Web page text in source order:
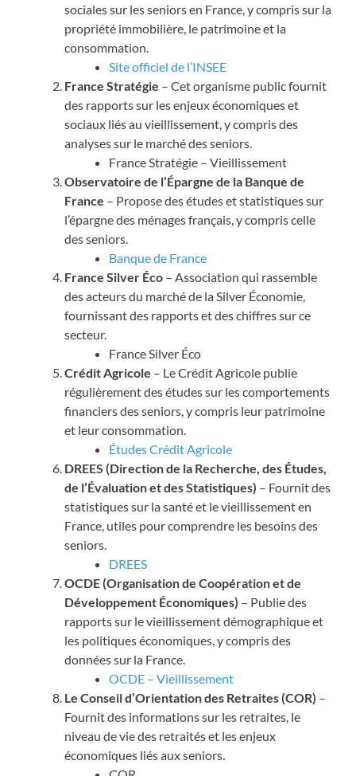
sociales sur les seniors en France, y compris sur la
propriété immobilière, le patrimoine et la
consommation.
Site officiel de l’INSEE
France Stratégie – Cet organisme public fournit
des rapports sur les enjeux économiques et
sociaux liés au vieillissement, y compris des
analyses sur le marché des seniors.
France Stratégie – Vieillissement
Observatoire de l’Épargne de la Banque de
France – Propose des études et statistiques sur
l’épargne des ménages français, y compris celle
des seniors.
Banque de France
France Silver Éco – Association qui rassemble
des acteurs du marché de la Silver Économie,
fournissant des rapports et des chiffres sur ce
secteur.
France Silver Éco
Crédit Agricole – Le Crédit Agricole publie
régulièrement des études sur les comportements
financiers des seniors, y compris leur patrimoine
et leur consommation.
Études Crédit Agricole
DREES (Direction de la Recherche, des Études,
de l’Évaluation et des Statistiques) – Fournit des
statistiques sur la santé et le vieillissement en
France, utiles pour comprendre les besoins des
seniors.
DREES
OCDE (Organisation de Coopération et de
Développement Économiques) – Publie des
rapports sur le vieillissement démographique et
les politiques économiques, y compris des
données sur la France.
OCDE – Vieillissement
Le Conseil d’Orientation des Retraites (COR) –
Fournit des informations sur les retraites, le
niveau de vie des retraités et les enjeux
économiques liés aux seniors.